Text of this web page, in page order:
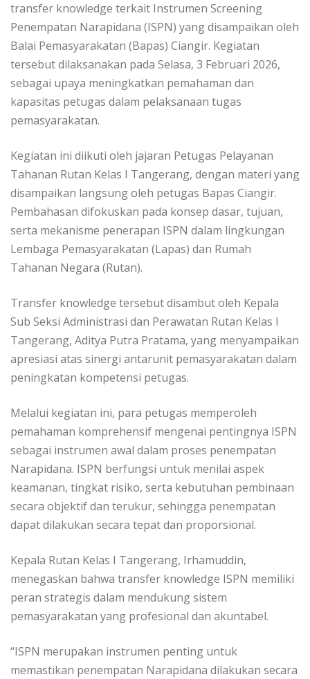
transfer knowledge terkait Instrumen Screening
Penempatan Narapidana (ISPN) yang disampaikan oleh
Balai Pemasyarakatan (Bapas) Ciangir. Kegiatan
tersebut dilaksanakan pada Selasa, 3 Februari 2026,
sebagai upaya meningkatkan pemahaman dan
kapasitas petugas dalam pelaksanaan tugas
pemasyarakatan.
Kegiatan ini diikuti oleh jajaran Petugas Pelayanan
Tahanan Rutan Kelas I Tangerang, dengan materi yang
disampaikan langsung oleh petugas Bapas Ciangir.
Pembahasan difokuskan pada konsep dasar, tujuan,
serta mekanisme penerapan ISPN dalam lingkungan
Lembaga Pemasyarakatan (Lapas) dan Rumah
Tahanan Negara (Rutan).
Transfer knowledge tersebut disambut oleh Kepala
Sub Seksi Administrasi dan Perawatan Rutan Kelas I
Tangerang, Aditya Putra Pratama, yang menyampaikan
apresiasi atas sinergi antarunit pemasyarakatan dalam
peningkatan kompetensi petugas.
Melalui kegiatan ini, para petugas memperoleh
pemahaman komprehensif mengenai pentingnya ISPN
sebagai instrumen awal dalam proses penempatan
Narapidana. ISPN berfungsi untuk menilai aspek
keamanan, tingkat risiko, serta kebutuhan pembinaan
secara objektif dan terukur, sehingga penempatan
dapat dilakukan secara tepat dan proporsional.
Kepala Rutan Kelas I Tangerang, Irhamuddin,
menegaskan bahwa transfer knowledge ISPN memiliki
peran strategis dalam mendukung sistem
pemasyarakatan yang profesional dan akuntabel.
“ISPN merupakan instrumen penting untuk
memastikan penempatan Narapidana dilakukan secara